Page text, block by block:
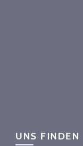
UNS FINDEN